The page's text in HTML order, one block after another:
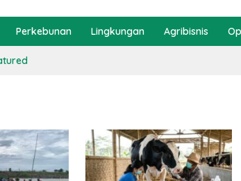
Perkebunan Lingkungan Agribisnis